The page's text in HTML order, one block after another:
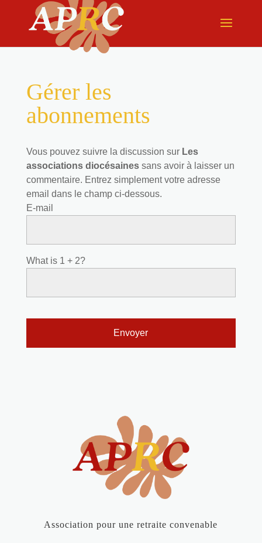
Gérer les
abonnements
Vous pouvez suivre la discussion sur Les
associations diocésainessans avoir à laisser un
commentaire. Entrez simplement votre adresse
email dans le champ ci-dessous.
E-mail
What is 1 + 2?
Association pour une retraite convenable